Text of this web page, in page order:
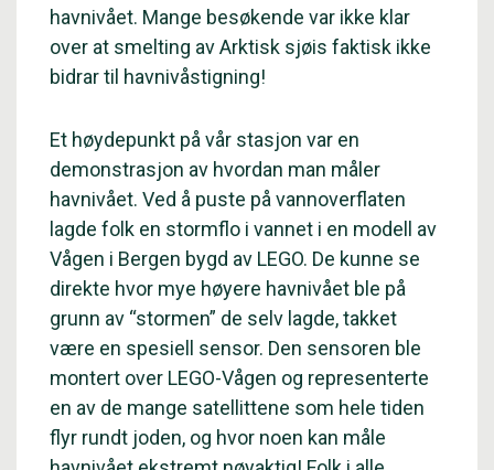
havnivået. Mange besøkende var ikke klar
over at smelting av Arktisk sjøis faktisk ikke
bidrar til havnivåstigning!
Et høydepunkt på vår stasjon var en
demonstrasjon av hvordan man måler
havnivået. Ved å puste på vannoverflaten
lagde folk en stormflo i vannet i en modell av
Vågen i Bergen bygd av LEGO. De kunne se
direkte hvor mye høyere havnivået ble på
grunn av “stormen” de selv lagde, takket
være en spesiell sensor. Den sensoren ble
montert over LEGO-Vågen og representerte
en av de mange satellittene som hele tiden
flyr rundt joden, og hvor noen kan måle